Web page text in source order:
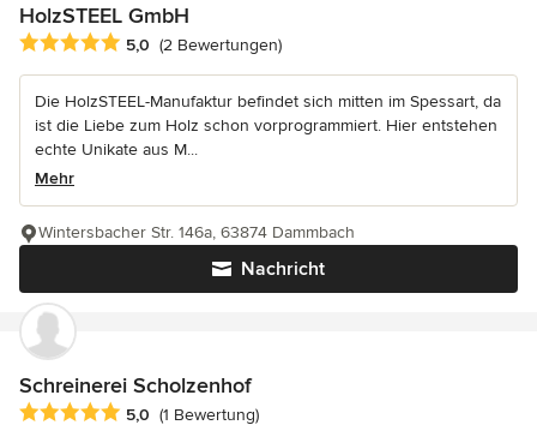
HolzSTEEL GmbH
Durchschnittliche Bewertung: 5 von 5 Sternen
5,0 (2 Bewertungen)
Die HolzSTEEL-Manufaktur befindet sich mitten im Spessart, da
ist die Liebe zum Holz schon vorprogrammiert. Hier entstehen
echte Unikate aus M...
Mehr
Nachricht
Wintersbacher Str. 146a, 63874 Dammbach
Schreinerei Scholzenhof
Durchschnittliche Bewertung: 5 von 5 Sternen
5,0 (1 Bewertung)